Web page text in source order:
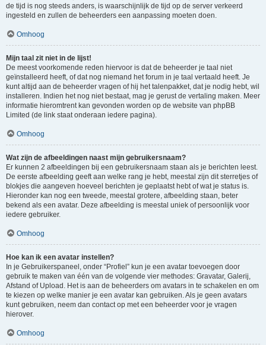
de tijd is nog steeds anders, is waarschijnlijk de tijd op de server verkeerd
ingesteld en zullen de beheerders een aanpassing moeten doen.
Omhoog
Mijn taal zit niet in de lijst!
De meest voorkomende reden hiervoor is dat de beheerder je taal niet
geïnstalleerd heeft, of dat nog niemand het forum in je taal vertaald heeft. Je
kunt altijd aan de beheerder vragen of hij het talenpakket, dat je nodig hebt, wil
installeren. Indien het nog niet bestaat, mag je gerust de vertaling maken. Meer
informatie hieromtrent kan gevonden worden op de website van phpBB
Limited (de link staat onderaan iedere pagina).
Omhoog
Wat zijn de afbeeldingen naast mijn gebruikersnaam?
Er kunnen 2 afbeeldingen bij een gebruikersnaam staan als je berichten leest.
De eerste afbeelding geeft aan welke rang je hebt, meestal zijn dit sterretjes of
blokjes die aangeven hoeveel berichten je geplaatst hebt of wat je status is.
Hieronder kan nog een tweede, meestal grotere, afbeelding staan, beter
bekend als een avatar. Deze afbeelding is meestal uniek of persoonlijk voor
iedere gebruiker.
Omhoog
Hoe kan ik een avatar instellen?
In je Gebruikerspaneel, onder “Profiel” kun je een avatar toevoegen door
gebruik te maken van één van de volgende vier methodes: Gravatar, Galerij,
Afstand of Upload. Het is aan de beheerders om avatars in te schakelen en om
te kiezen op welke manier je een avatar kan gebruiken. Als je geen avatars
kunt gebruiken, neem dan contact op met een beheerder voor je vragen
hierover.
Omhoog